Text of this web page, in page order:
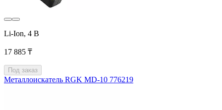
Li-Ion, 4 В
17 885 ₸
Под заказ
Металлоискатель RGK MD-10 776219